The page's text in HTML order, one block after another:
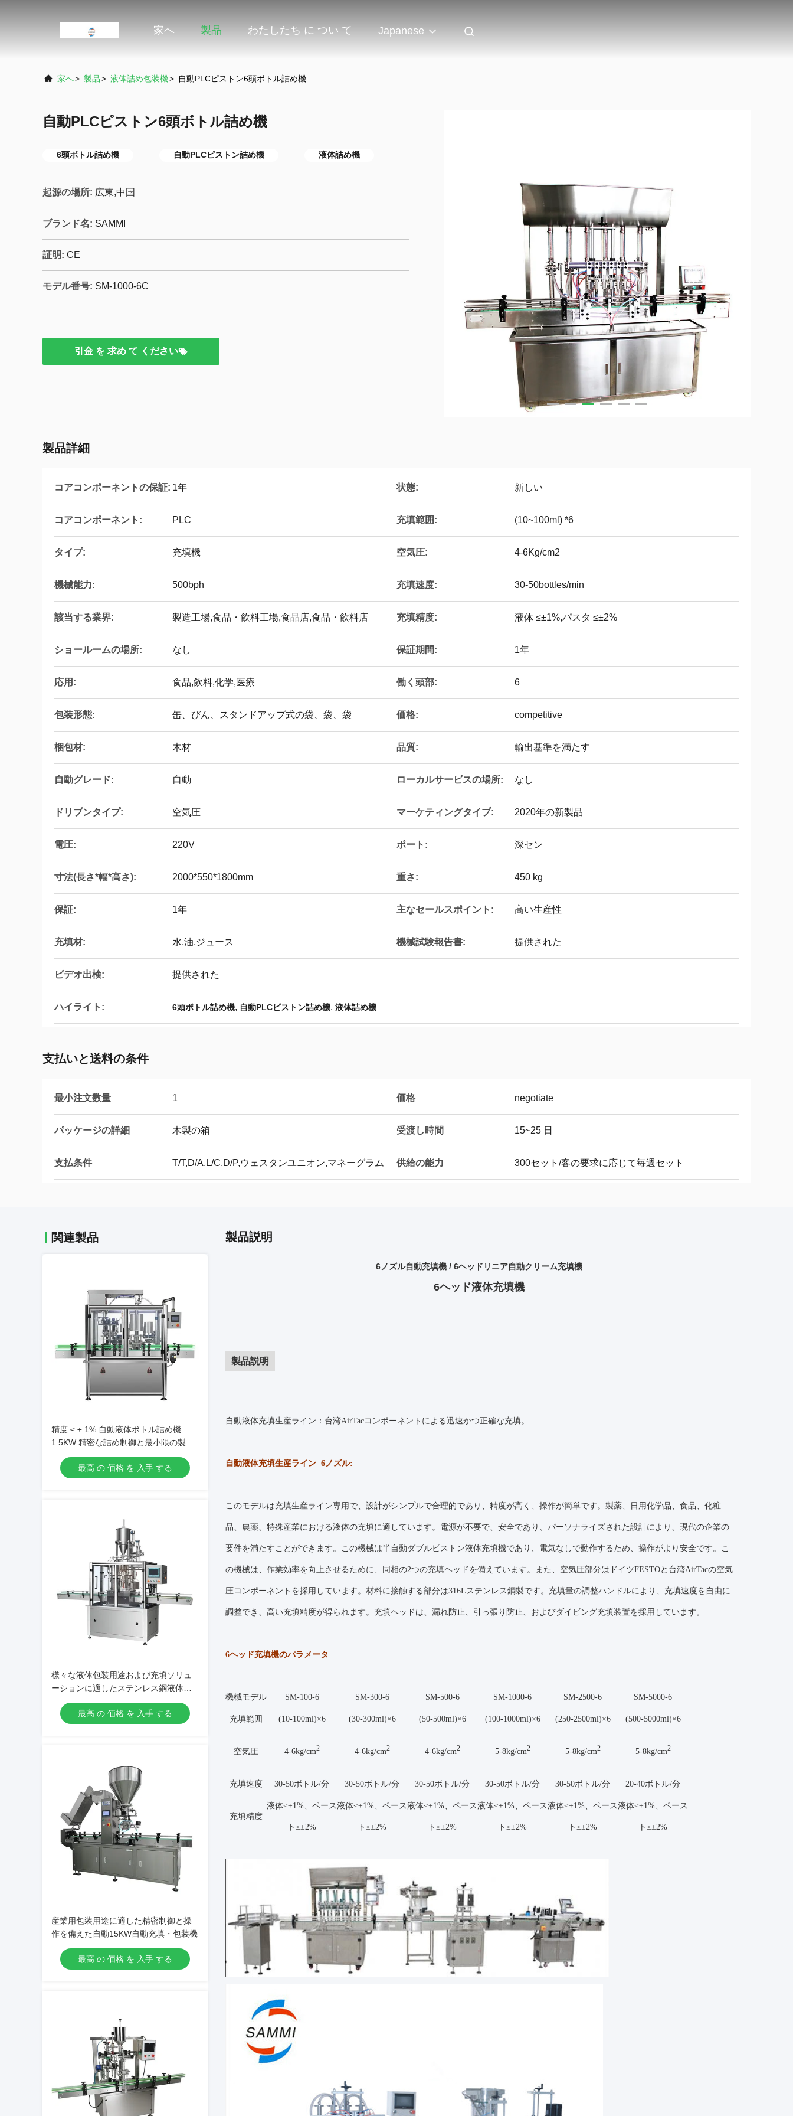
家へ 製品 わたしたち に つい て Japanese
家へ> 製品> 液体詰め包装機> 自動PLCピストン6頭ボトル詰め機
自動PLCピストン6頭ボトル詰め機
6頭ボトル詰め機 自動PLCピストン詰め機 液体詰め機
起源の場所: 広東,中国
ブランド名: SAMMI
証明: CE
モデル番号: SM-1000-6C
引金 を 求め て ください
製品詳細
コアコンポーネントの保証: 1年 状態: 新しい
コアコンポーネント: PLC 充填範囲: (10~100ml) *6
タイプ: 充填機 空気圧: 4-6Kg/cm2
機械能力: 500bph 充填速度: 30-50bottles/min
該当する業界: 製造工場,食品・飲料工場,食品店,食品・飲料店 充填精度: 液体 ≤±1%,パスタ ≤±2%
ショールームの場所: なし 保証期間: 1年
応用: 食品,飲料,化学,医療 働く頭部: 6
包装形態: 缶、びん、スタンドアップ式の袋、袋、袋 価格: competitive
梱包材: 木材 品質: 輸出基準を満たす
自動グレード: 自動 ローカルサービスの場所: なし
ドリブンタイプ: 空気圧 マーケティングタイプ: 2020年の新製品
電圧: 220V ポート: 深セン
寸法(長さ*幅*高さ): 2000*550*1800mm 重さ: 450 kg
保証: 1年 主なセールスポイント: 高い生産性
充填材: 水,油,ジュース 機械試験報告書: 提供された
ビデオ出検: 提供された
ハイライト: 6頭ボトル詰め機, 自動PLCピストン詰め機, 液体詰め機
支払いと送料の条件
最小注文数量 1 価格 negotiate
パッケージの詳細 木製の箱 受渡し時間 15~25 日
支払条件 T/T,D/A,L/C,D/P,ウェスタンユニオン,マネーグラム 供給の能力 300セット/客の要求に応じて毎週セット
関連製品
精度 ≤ ± 1% 自動液体ボトル詰め機
1.5KW 精密な詰め制御と最小限の製品
廃棄物を提供します
最高 の 価格 を 入手 する
様々な液体包装用途および充填ソリュ
ーションに適したステンレス鋼液体充
填包装機
最高 の 価格 を 入手 する
産業用包装用途に適した精密制御と操
作を備えた自動15KW自動充填・包装機
最高 の 価格 を 入手 する
製品説明
6ノズル自動充填機 / 6ヘッドリニア自動クリーム充填機
6ヘッド液体充填機
製品説明
自動液体充填生産ライン：台湾AirTacコンポーネントによる迅速かつ正確な充填。
自動液体充填生産ライン 6ノズル:
このモデルは充填生産ライン専用で、設計がシンプルで合理的であり、精度が高く、操作が簡単です。製薬、日用化学品、食品、化粧
品、農薬、特殊産業における液体の充填に適しています。電源が不要で、安全であり、パーソナライズされた設計により、現代の企業の
要件を満たすことができます。この機械は半自動ダブルピストン液体充填機であり、電気なしで動作するため、操作がより安全です。こ
の機械は、作業効率を向上させるために、同相の2つの充填ヘッドを備えています。また、空気圧部分はドイツFESTOと台湾AirTacの空気
圧コンポーネントを採用しています。材料に接触する部分は316Lステンレス鋼製です。充填量の調整ハンドルにより、充填速度を自由に
調整でき、高い充填精度が得られます。充填ヘッドは、漏れ防止、引っ張り防止、およびダイビング充填装置を採用しています。
6ヘッド充填機のパラメータ
機械モデル SM-100-6 SM-300-6 SM-500-6 SM-1000-6 SM-2500-6 SM-5000-6
充填範囲 (10-100ml)×6 (30-300ml)×6 (50-500ml)×6 (100-1000ml)×6 (250-2500ml)×6 (500-5000ml)×6
空気圧 4-6kg/cm2 4-6kg/cm2 4-6kg/cm2 5-8kg/cm2 5-8kg/cm2 5-8kg/cm2
充填速度 30-50ボトル/分 30-50ボトル/分 30-50ボトル/分 30-50ボトル/分 30-50ボトル/分 20-40ボトル/分
充填精度
液体≤±1%、ペース
ト≤±2%
液体≤±1%、ペース
ト≤±2%
液体≤±1%、ペース
ト≤±2%
液体≤±1%、ペース
ト≤±2%
液体≤±1%、ペース
ト≤±2%
液体≤±1%、ペース
ト≤±2%